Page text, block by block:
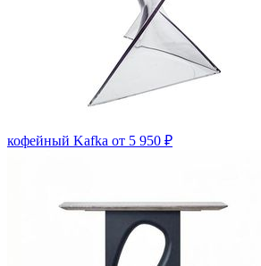
кофейный Kafka от 5 950 ₽